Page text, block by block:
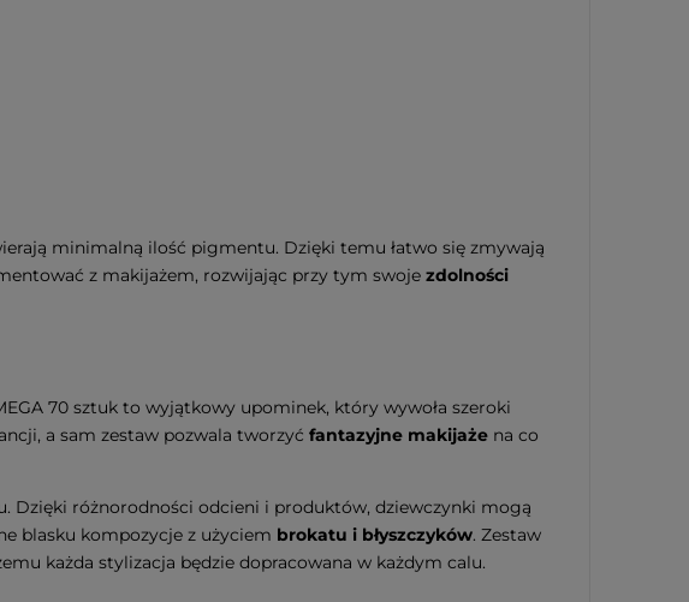
minimalną ilość pigmentu. Dzięki temu łatwo się zmywają
z makijażem, rozwijając przy tym swoje zdolności
70 sztuk to wyjątkowy upominek, który wywoła szeroki
a sam zestaw pozwala tworzyć fantazyjne makijaże na co
Dzięki różnorodności odcieni i produktów, dziewczynki mogą
blasku kompozycje z użyciem brokatu i błyszczyków. Zestaw
każda stylizacja będzie dopracowana w każdym calu.